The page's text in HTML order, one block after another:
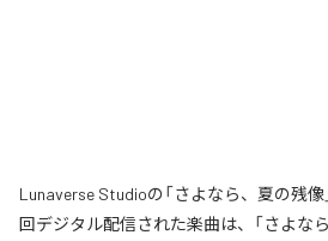
Lunaverse Studioの「さよなら、夏の残
回デジタル配信された楽曲は、「さよな